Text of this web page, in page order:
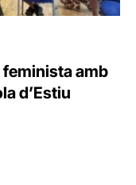
amb
d’Estiu